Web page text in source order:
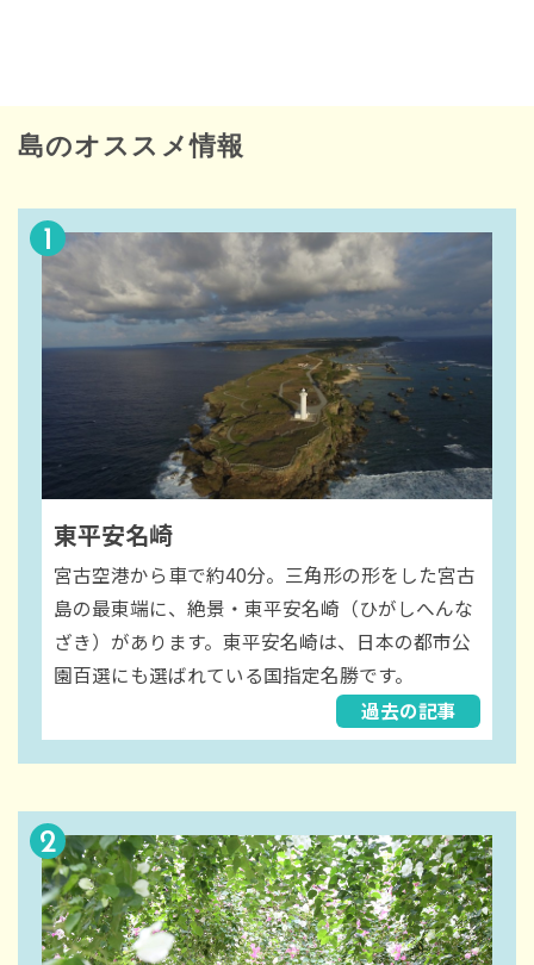
島のオススメ情報
1
東平安名崎
宮古空港から車で約40分。三角形の形をした宮古
島の最東端に、絶景・東平安名崎（ひがしへんな
ざき）があります。東平安名崎は、日本の都市公
園百選にも選ばれている国指定名勝です。
過去の記事
2